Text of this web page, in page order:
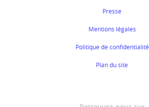
Presse
Mentions légales
Politique de confidentialité
Plan du site